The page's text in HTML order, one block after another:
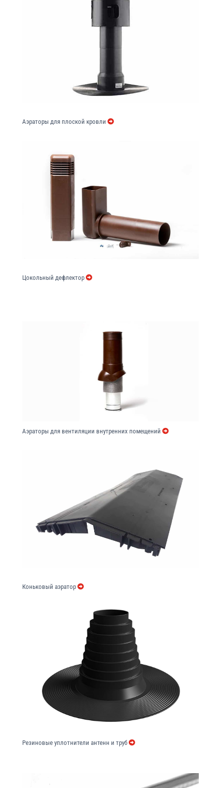
Аэраторы для плоской кровли
Цокольный дефлектор
Аэраторы для вентиляции внутренних помещений
Коньковый аэратор
Резиновые уплотнители антенн и труб